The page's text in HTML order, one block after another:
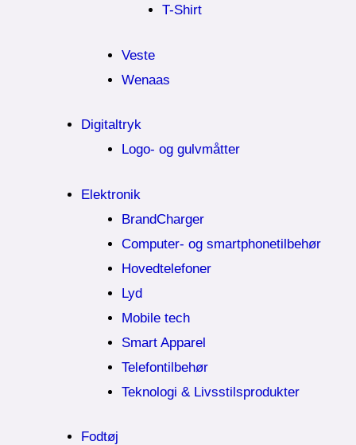
T-Shirt
Veste
Wenaas
Digitaltryk
Logo- og gulvmåtter
Elektronik
BrandCharger
Computer- og smartphonetilbehør
Hovedtelefoner
Lyd
Mobile tech
Smart Apparel
Telefontilbehør
Teknologi & Livsstilsprodukter
Fodtøj